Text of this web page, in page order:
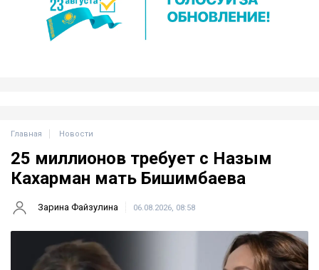
Главная Новости
25 миллионов требует с Назым
Кахарман мать Бишимбаева
Зарина Файзулина 06.08.2026, 08:58